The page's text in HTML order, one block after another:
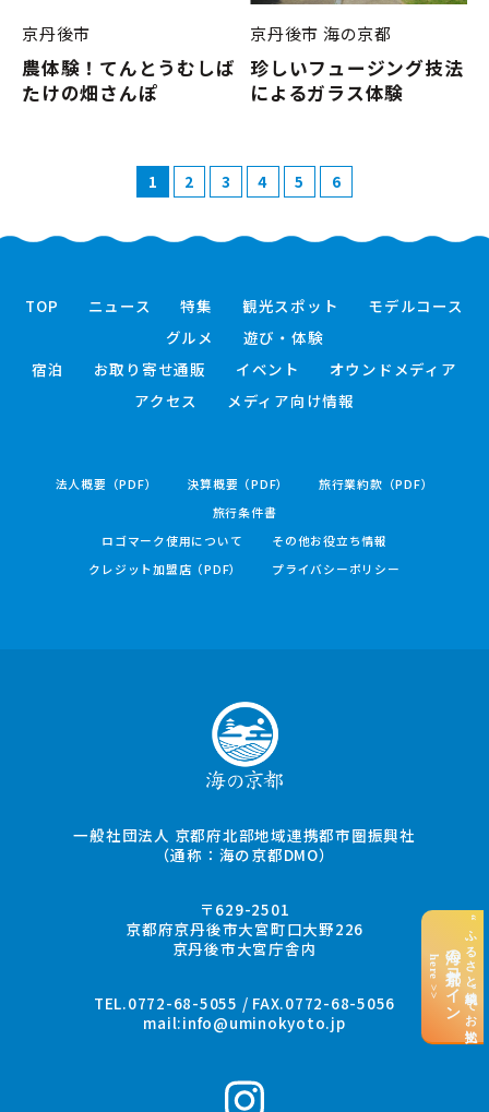
“ふるさと納税”でお支払い
海の京都コイン
here >>
京丹後市
農体験！てんとうむしば
たけの畑さんぽ
京丹後市 海の京都
珍しいフュージング技法
によるガラス体験
1 2 3 4 5 6
TOP ニュース 特集 観光スポット
モデルコース
グルメ
遊び・体験
宿泊
お取り寄せ通販 イベント
オウンドメディア
アクセス
メディア向け情報
法人概要（PDF） 決算概要（PDF）
旅行業約款（PDF）
旅行条件書
ロゴマーク使用について
その他お役立ち情報
クレジット加盟店（PDF）
プライバシーポリシー
一般社団法人 京都府北部地域連携都市圏振興社
（通称：海の京都DMO）
〒629-2501
京都府京丹後市大宮町口大野226
京丹後市大宮庁舎内
TEL.0772-68-5055 / FAX.0772-68-5056
mail:info@uminokyoto.jp